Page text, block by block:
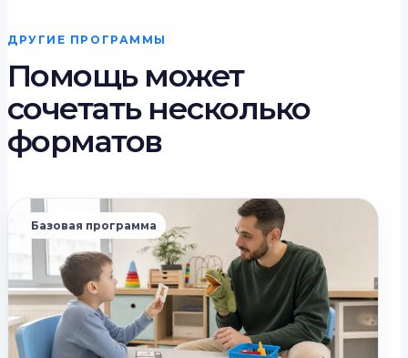
ДРУГИЕ ПРОГРАММЫ
Помощь может
сочетать несколько
форматов
Базовая программа